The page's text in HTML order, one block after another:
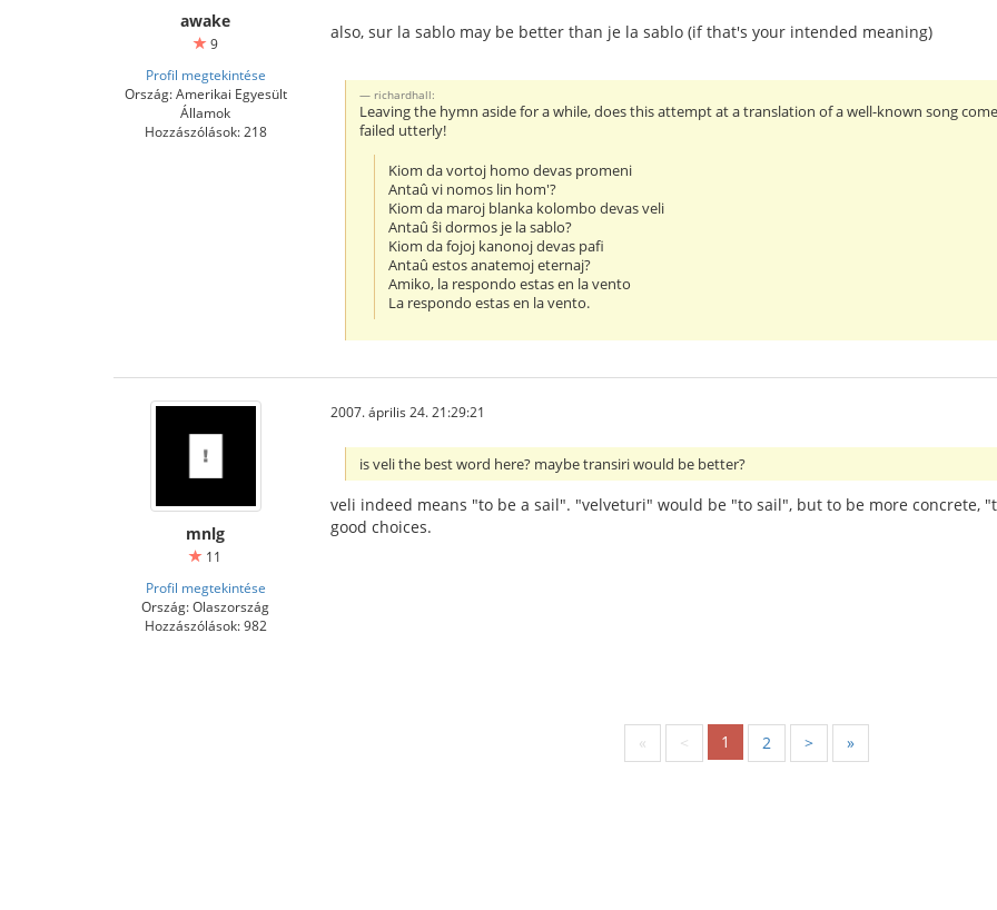
awake
9
Profil megtekintése
Ország: Amerikai Egyesült
Államok
Hozzászólások: 218
also, sur la sablo may be better than je la sablo (if that's your intended meaning)
richardhall:
Leaving the hymn aside for a while, does this attempt at a translation of a well-known song
failed utterly!
Kiom da vortoj homo devas promeni
Antaû vi nomos lin hom'?
Kiom da maroj blanka kolombo devas veli
Antaû ŝi dormos je la sablo?
Kiom da fojoj kanonoj devas pafi
Antaû estos anatemoj eternaj?
Amiko, la respondo estas en la vento
La respondo estas en la vento.
mnlg
11
Profil megtekintése
Ország: Olaszország
Hozzászólások: 982
2007. április 24. 21:29:21
is veli the best word here? maybe transiri would be better?
veli indeed means "to be a sail". "velveturi" would be "to sail", but to be more concrete,
good choices.
« < 1 2 > »